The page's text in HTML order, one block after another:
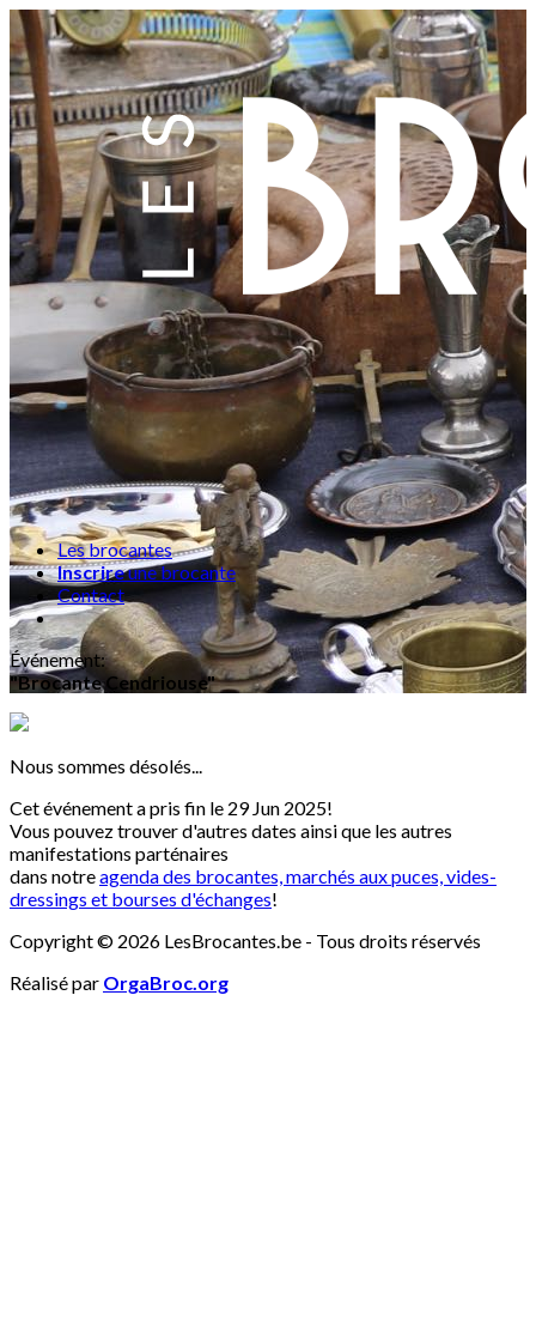
Les brocantes
Inscrireune brocante
Contact
Événement:
"Brocante Cendriouse"
Nous sommes désolés...
Cet événement a pris fin le 29 Jun 2025!
Vous pouvez trouver d'autres dates ainsi que les autres
manifestations parténaires
dans notreagenda des brocantes, marchés aux puces, vides-
dressings et bourses d'échanges!
Copyright © 2026 LesBrocantes.be - Tous droits réservés
Réalisé par OrgaBroc.org